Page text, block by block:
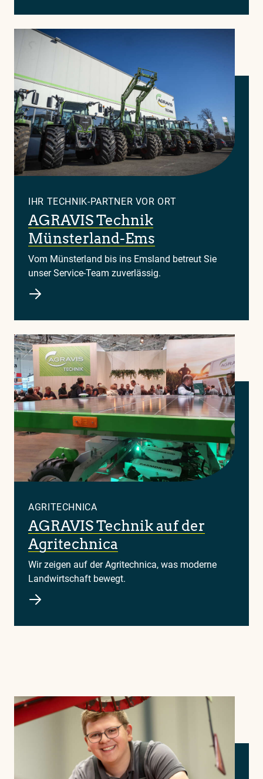
IHR TECHNIK-PARTNER VOR ORT
AGRAVIS Technik
Münsterland-Ems
Vom Münsterland bis ins Emsland betreut Sie
unser Service-Team zuverlässig.
AGRITECHNICA
AGRAVIS Technik auf der
Agritechnica
Wir zeigen auf der Agritechnica, was moderne
Landwirtschaft bewegt.